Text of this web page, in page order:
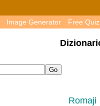
Image Generator Free Quiz
Romaji